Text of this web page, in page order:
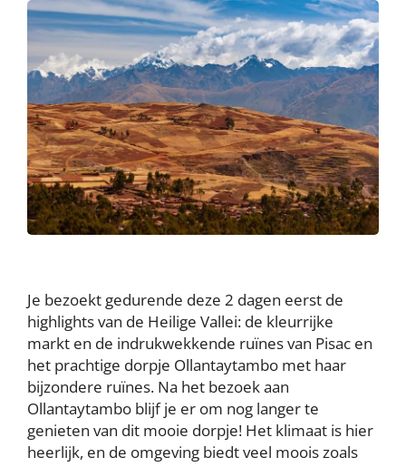
Je bezoekt gedurende deze 2 dagen eerst de
highlights van de Heilige Vallei: de kleurrijke
markt en de indrukwekkende ruïnes van Pisac en
het prachtige dorpje Ollantaytambo met haar
bijzondere ruïnes. Na het bezoek aan
Ollantaytambo blijf je er om nog langer te
genieten van dit mooie dorpje! Het klimaat is hier
heerlijk, en de omgeving biedt veel moois zoals